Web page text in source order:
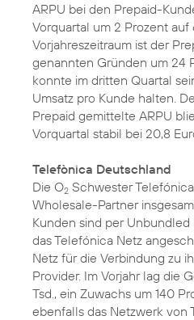
ARPU bei den Prepaid-
Vorquartal um 2 Prozent
Vorjahreszeitraum ist der
genannten Gründen um 24
konnte im dritten Quartal
Umsatz pro Kunde halten.
Prepaid gemittelte ARPU
Vorquartal stabil bei 20,8
Telefònica Deutschland
Die O2 Schwester
Wholesale-Partner
Kunden sind per
das Telefónica Netz
Netz für die Verbindung zu
Provider. Im Vorjahr lag die
Tsd., ein Zuwachs um 140
ebenfalls das Netzwerk von